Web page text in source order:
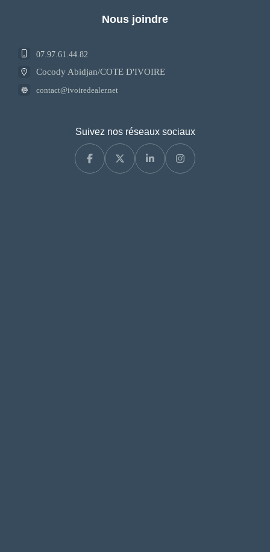
Nous joindre
07.97.61.44.82
Cocody Abidjan/COTE D'IVOIRE
contact@ivoiredealer.net
Suivez nos réseaux sociaux